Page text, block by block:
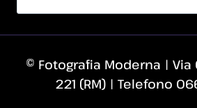
© Fotografia Moderna | Via
221 (RM) | Telefono